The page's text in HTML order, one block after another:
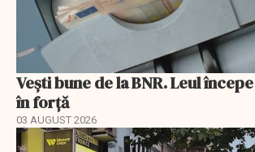
Vești bune de la BNR. Leul
în forță
03 AUGUST 2026